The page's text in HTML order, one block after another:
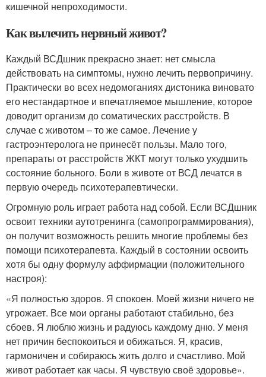
кишечной непроходимости.
Как вылечить нервный живот?
Каждый ВСДшник прекрасно знает: нет смысла
действовать на симптомы, нужно лечить первопричину.
Практически во всех недомоганиях дистоника виновато
его нестандартное и впечатляемое мышление, которое
доводит организм до соматических расстройств. В
случае с животом – то же самое. Лечение у
гастроэнтеролога не принесёт пользы. Мало того,
препараты от расстройств ЖКТ могут только ухудшить
состояние больного. Боли в животе от ВСД лечатся в
первую очередь психотерапевтически.
Огромную роль играет работа над собой. Если ВСДшник
освоит техники аутотренинга (самопрограммирования),
он получит возможность решить многие проблемы без
помощи психотерапевта. Каждый в состоянии освоить
хотя бы одну формулу аффирмации (положительного
настроя):
«Я полностью здоров. Я спокоен. Моей жизни ничего не
угрожает. Все мои органы работают стабильно, без
сбоев. Я люблю жизнь и радуюсь каждому дню. У меня
нет причин беспокоиться и обижаться. Я, красив,
гармоничен и собираюсь жить долго и счастливо. Мой
живот работает как часы. Я чувствую своё здоровье».